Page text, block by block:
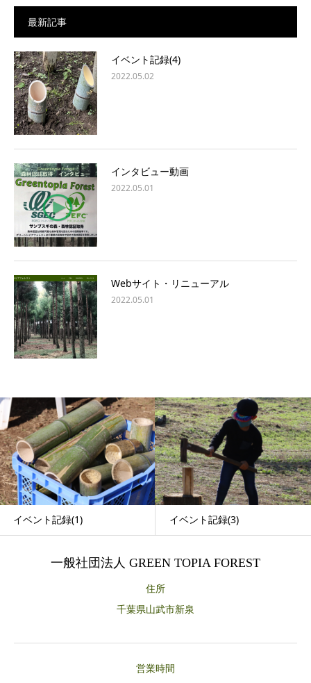
最新記事
イベント記録(4)
2022.05.02
インタビュー動画
2022.05.01
Webサイト・リニューアル
2022.05.01
イベント記録(1) イベント記録(3)
一般社団法人 GREEN TOPIA FOREST
住所
千葉県山武市新泉
営業時間